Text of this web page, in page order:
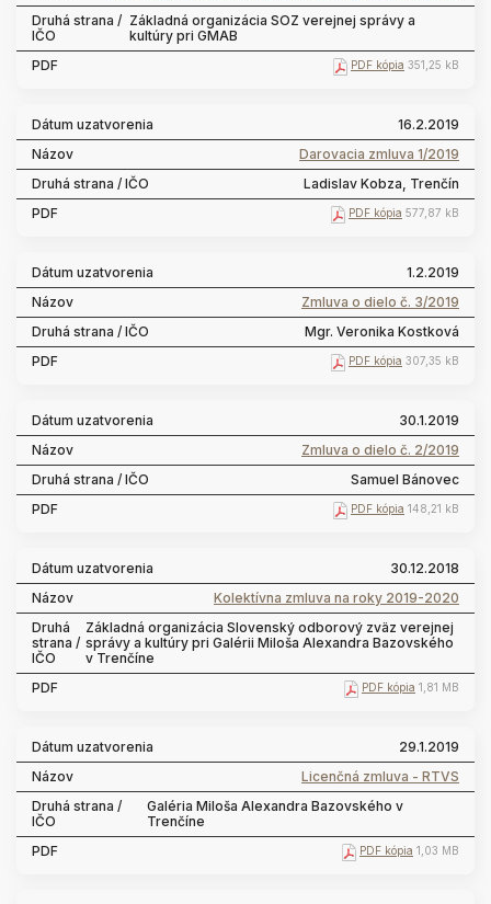
Základná organizácia SOZ verejnej správy a
kultúry pri GMAB
PDF kópia 351,25 kB
16.2.2019
Darovacia zmluva 1/2019
Ladislav Kobza, Trenčín
PDF kópia 577,87 kB
1.2.2019
Zmluva o dielo č. 3/2019
Mgr. Veronika Kostková
PDF kópia 307,35 kB
30.1.2019
Zmluva o dielo č. 2/2019
Samuel Bánovec
PDF kópia 148,21 kB
30.12.2018
Kolektívna zmluva na roky 2019-2020
Základná organizácia Slovenský odborový zväz verejnej
správy a kultúry pri Galérii Miloša Alexandra Bazovského
v Trenčíne
PDF kópia 1,81 MB
29.1.2019
Licenčná zmluva - RTVS
Galéria Miloša Alexandra Bazovského v
Trenčíne
PDF kópia 1,03 MB